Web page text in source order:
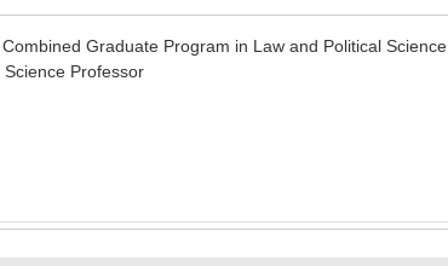
Graduate Program in Law and Political Science
Professor